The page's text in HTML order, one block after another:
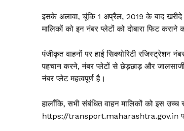
इसके अलावा, चूंकि 1 अप्रैल, 2019 के बाद खरीदे
मालिकों को इन नंबर प्लेटों को दोबारा फिट
पंजीकृत वाहनों पर हाई सिक्योरिटी रजिस्ट्रेशन
पहचान करने, नंबर प्लेटों से छेड़छाड़ और जालसाजी
नंबर प्लेट महत्वपूर्ण है।
हालाँकि, सभी संबंधित वाहन मालिकों को इस
https://transport.maharashtra.gov.in पर